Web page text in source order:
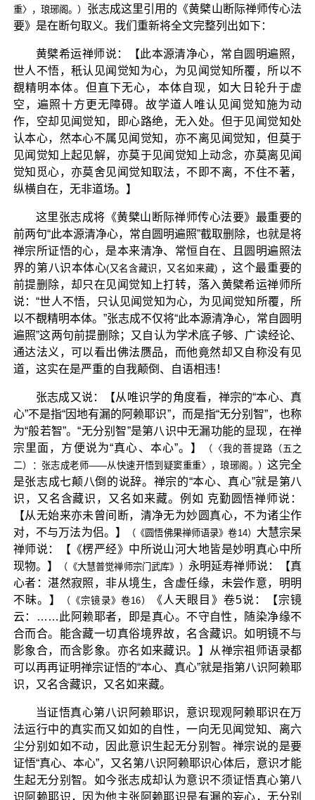
重〉，琅琊阁。） 张志成这里引用的《黄檗山断际禅师传心法
要》是在断句取义。我们重新将全文完整列出如下：
黄檗希运禅师说：【此本源清净心，常自圆明遍照，
世人不悟，秖认见闻觉知为心，为见闻觉知所覆，所以不
覩精明本体。但直下无心，本体自现，如大日轮升于虚
空，遍照十方更无障碍。故学道人唯认见闻觉知施为动
作，空却见闻觉知，即心路绝，无入处。但于见闻觉知处
认本心，然本心不属见闻觉知，亦不离见闻觉知，但莫于
见闻觉知上起见解，亦莫于见闻觉知上动念，亦莫离见闻
觉知觅心，亦莫舍见闻觉知取法，不即不离，不住不著，
纵横自在，无非道场。】
这里张志成将《黄檗山断际禅师传心法要》最重要的
前两句“此本源清净心，常自圆明遍照”截取删除，也就是将
禅宗所证悟的心，是本来清净、常恒自在、且圆明遍照法
界的第八识本体心(又名含藏识，又名如来藏) ，这个最重要的
前提删除，却只在见闻觉知上打转，落入黄檗希运禅师所
说：“世人不悟，只认见闻觉知为心，为见闻觉知所覆，所
以不覩精明本体。”张志成不仅将“此本源清净心，常自圆明
遍照”这两句前提删除；又自认为学术底子够、广读经论、
通达法义，可以看出佛法赝品，而他竟然却又自称没有见
道，这实在是严重的自我颠倒、自语相违！
张志成又说：【从唯识学的角度看，禅宗的“本心、真
心”不是指“因地有漏的阿赖耶识”，而是指“无分别智”，也称
为“般若智”。“无分别智”是第八识中无漏功能的显现，在禅
宗里面，方便说为“真心、本心”。】
（〈我的菩提路（五之
二）：张志成老师——从快速开悟到疑窦重重〉，琅琊阁。）这完全
是张志成七颠八倒的说辞。禅宗的“本心、真心”就是第八
识，又名含藏识，又名如来藏。例如 克勤圆悟禅师说：
【从无始来亦未曾间断，清净无为妙圆真心，不为诸尘作
对，不与万法为侣。】
（《圆悟佛果禅师语录》卷14） 大慧宗杲
禅师说：【《楞严经》中所说山河大地皆是妙明真心中所
现物。】
（《大慧普觉禅师宗门武库》） 永明延寿禅师说：【真
心者：湛然寂照，非从境生，含虚任缘，未尝作意，明明
不昧。】
（《宗镜录》卷16）
《人天眼目》卷5说：【宗镜
云：……此阿赖耶者，即是真心。不守自性，随染净缘不
合而合。能含藏一切真俗境界故，名含藏识。如明镜不与
影象合，而含影象。亦名如来藏识。】从禅宗祖师语录都
可以再再证明禅宗证悟的“本心、真心”就是指第八识阿赖耶
识，又名含藏识，又名如来藏。
当证悟真心第八识阿赖耶识，意识现观阿赖耶识在万
法运行中的真实而又如如的自性，一向无见闻觉知、离六
尘分别如如不动，因此意识生起无分别智。禅宗说的是要
证悟“真心、本心”，又名第八识阿赖耶识心体后，意识才能
生起无分别智。如今张志成却认为意识不须证悟真心第八
识阿赖耶识，因为他主张阿赖耶识是有漏的妄心，无分别